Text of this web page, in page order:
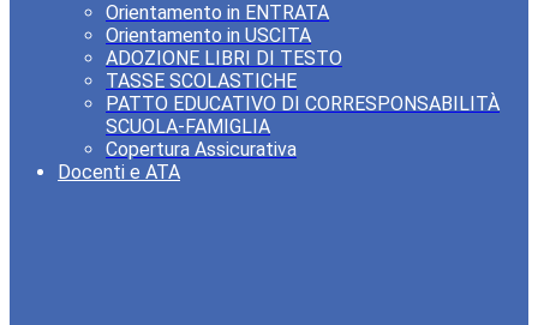
Orientamento in ENTRATA
Orientamento in USCITA
ADOZIONE LIBRI DI TESTO
TASSE SCOLASTICHE
PATTO EDUCATIVO DI CORRESPONSABILITÀ
SCUOLA-FAMIGLIA
Copertura Assicurativa
Docenti e ATA